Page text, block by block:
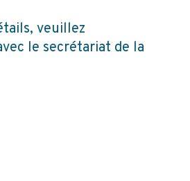
veuillez
le secrétariat de la